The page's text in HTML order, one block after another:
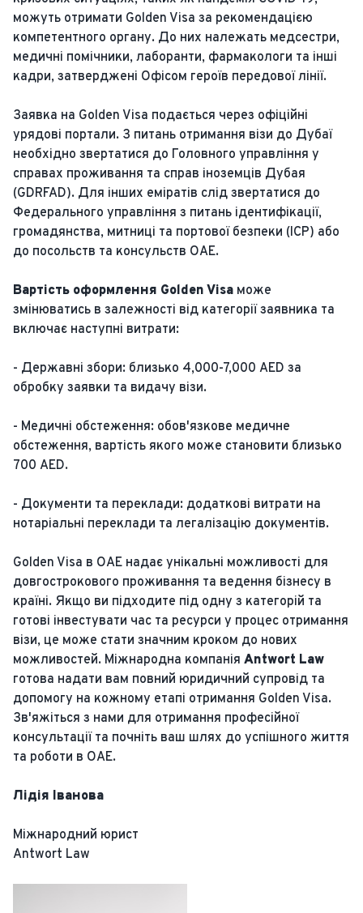
можуть отримати Golden Visa за рекомендацією
компетентного органу. До них належать медсестри,
медичні помічники, лаборанти, фармакологи та інші
кадри, затверджені Офісом героїв передової лінії.
Заявка на Golden Visa подається через офіційні
урядові портали. З питань отримання візи до Дубаї
необхідно звертатися до Головного управління у
справах проживання та справ іноземців Дубая
(GDRFAD). Для інших еміратів слід звертатися до
Федерального управління з питань ідентифікації,
громадянства, митниці та портової безпеки (ICP) або
до посольств та консульств ОАЕ.
Вартість оформлення Golden Visa може
змінюватись в залежності від категорії заявника та
включає наступні витрати:
- Державні збори: близько 4,000-7,000 AED за
обробку заявки та видачу візи.
- Медичні обстеження: обов'язкове медичне
обстеження, вартість якого може становити близько
700 AED.
- Документи та переклади: додаткові витрати на
нотаріальні переклади та легалізацію документів.
Golden Visa в ОАЕ надає унікальні можливості для
довгострокового проживання та ведення бізнесу в
країні. Якщо ви підходите під одну з категорій та
готові інвестувати час та ресурси у процес отримання
візи, це може стати значним кроком до нових
можливостей. Міжнародна компанія Antwort Law
готова надати вам повний юридичний супровід та
допомогу на кожному етапі отримання Golden Visa.
Зв'яжіться з нами для отримання професійної
консультації та почніть ваш шлях до успішного життя
та роботи в ОАЕ.
Лідія Іванова
Міжнародний юрист
Antwort Law